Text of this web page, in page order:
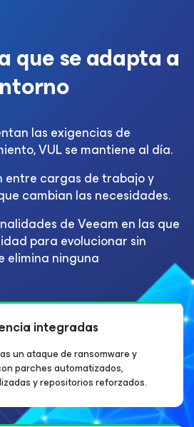
que se adapta a
las exigencias de
VUL se mantiene al día.
entre cargas de trabajo y
cambian las necesidades.
de Veeam en las que
para evolucionar sin
elimina ninguna
integradas
un ataque de ransomware y
parches automatizados,
y repositorios reforzados.